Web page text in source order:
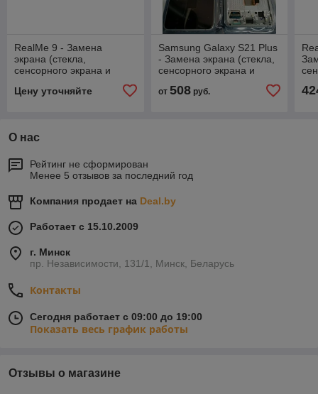
RealMe 9 - Замена
экрана (стекла,
сенсорного экрана и
Цену уточняйте
Samsung Galaxy S21 Plus
- Замена экрана (стекла,
сенсорного экрана и
от 508руб.
О нас
Рейтинг не сформирован
Менее 5 отзывов за последний год
Компания продает на Deal.by
Работает с 15.10.2009
г. Минск
пр. Независимости, 131/1, Минск, Беларусь
Контакты
Сегодня работает с 09:00 до 19:00
Показать весь график работы
Отзывы о магазине